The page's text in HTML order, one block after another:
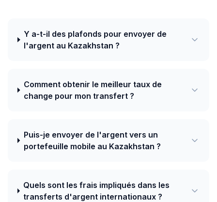
Y a-t-il des plafonds pour envoyer de
l'argent au Kazakhstan ?
Comment obtenir le meilleur taux de
change pour mon transfert ?
Puis-je envoyer de l'argent vers un
portefeuille mobile au Kazakhstan ?
Quels sont les frais impliqués dans les
transferts d'argent internationaux ?